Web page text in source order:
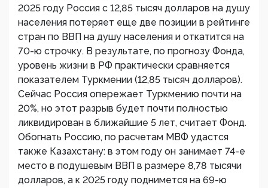
2025 году Россия с 12,85 тысяч долларов на душу
населения потеряет еще две позиции в рейтинге
стран по ВВП на душу населения и откатится на
70-ю строчку. В результате, по прогнозу Фонда,
уровень жизни в РФ практически сравняется
показателем Туркмении (12,85 тысяч долларов).
Сейчас Россия опережает Туркмению почти на
20%, но этот разрыв будет почти полностью
ликвидирован в ближайшие 5 лет, считает Фонд.
Обогнать Россию, по расчетам МВФ удастся
также Казахстану: в этом году он занимает 74-е
место в подушевым ВВП в размере 8,78 тысячи
долларов, а к 2025 году поднимется на 69-ю